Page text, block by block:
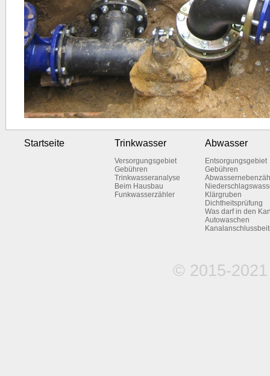
Startseite Trinkwasser
Versorgungsgebiet
Gebühren
Trinkwasseranalyse
Beim Hausbau
Funkwasserzähler
Abwasser
Entsorgungsgebiet
Gebühren
Klärgruben
Dichtheitsprüfung
Was darf in den
Autowaschen
© 2015-